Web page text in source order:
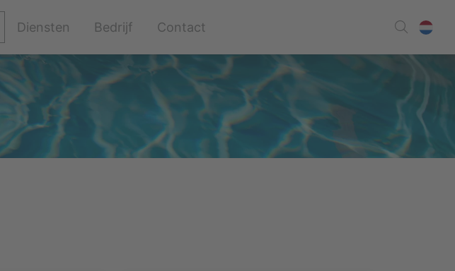
Navigatie
overslaan
Diensten Bedrijf Contact